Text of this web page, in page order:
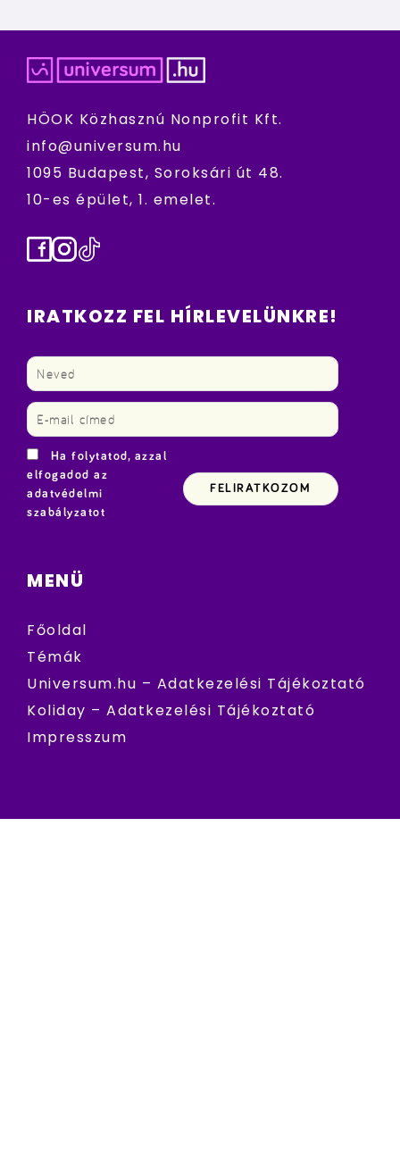
HÖOK Közhasznú Nonprofit Kft.
info@universum.hu
1095 Budapest, Soroksári út 48.
10-es épület, 1. emelet.
Facebook
Instagram
TikTok
IRATKOZZ FEL HÍRLEVELÜNKRE!
Ha folytatod, azzal
elfogadod az
adatvédelmi
szabályzatot
MENÜ
Főoldal
Témák
Universum.hu – Adatkezelési Tájékoztató
Koliday – Adatkezelési Tájékoztató
Impresszum